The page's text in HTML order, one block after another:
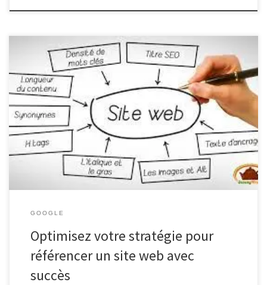
Référencer un site web : Les clés pour améliorer sa visibilité en
ligne Le référencement d’un site web est une étape cruciale pour
assurer sa visibilité sur les moteurs de recherche et attirer un trafic
qualifié. Que vous soyez une entreprise, un blogueur ou un
entrepreneur, il est essentiel de […]
GOOGLE
Optimisez votre stratégie pour
référencer un site web avec
succès